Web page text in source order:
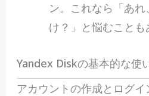
ン。これなら「あ
け？」と悩むことも
Yandex Diskの基本的な使
アカウントの作成とログイ